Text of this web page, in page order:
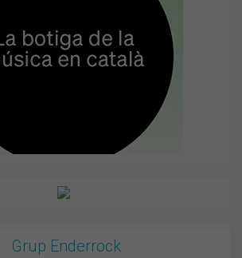
Grup Enderrock